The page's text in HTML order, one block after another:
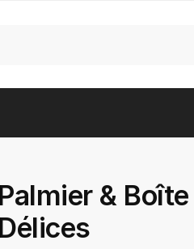
Palmier & Boîte
Délices